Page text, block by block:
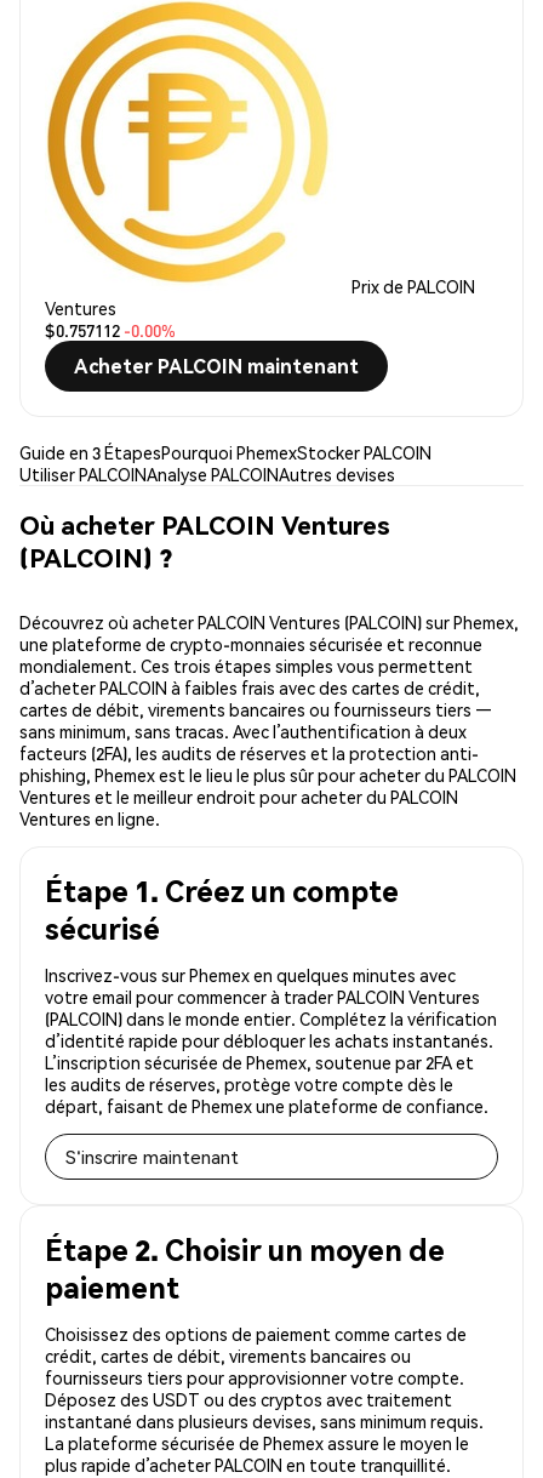
Prix de PALCOIN
Ventures
$0.757112 -0.00%
Acheter PALCOIN maintenant
Guide en 3 ÉtapesPourquoi PhemexStocker PALCOIN
Utiliser PALCOINAnalyse PALCOINAutres devises
Où acheter PALCOIN Ventures
(PALCOIN) ?
Découvrez où acheter PALCOIN Ventures (PALCOIN) sur Phemex,
une plateforme de crypto-monnaies sécurisée et reconnue
mondialement. Ces trois étapes simples vous permettent
d’acheter PALCOIN à faibles frais avec des cartes de crédit,
cartes de débit, virements bancaires ou fournisseurs tiers —
sans minimum, sans tracas. Avec l’authentification à deux
facteurs (2FA), les audits de réserves et la protection anti-
phishing, Phemex est le lieu le plus sûr pour acheter du PALCOIN
Ventures et le meilleur endroit pour acheter du PALCOIN
Ventures en ligne.
Étape 1. Créez un compte
sécurisé
Inscrivez-vous sur Phemex en quelques minutes avec
votre email pour commencer à trader PALCOIN Ventures
(PALCOIN) dans le monde entier. Complétez la vérification
d’identité rapide pour débloquer les achats instantanés.
L’inscription sécurisée de Phemex, soutenue par 2FA et
les audits de réserves, protège votre compte dès le
départ, faisant de Phemex une plateforme de confiance.
S'inscrire maintenant
Étape 2. Choisir un moyen de
paiement
Choisissez des options de paiement comme cartes de
crédit, cartes de débit, virements bancaires ou
fournisseurs tiers pour approvisionner votre compte.
Déposez des USDT ou des cryptos avec traitement
instantané dans plusieurs devises, sans minimum requis.
La plateforme sécurisée de Phemex assure le moyen le
plus rapide d’acheter PALCOIN en toute tranquillité.